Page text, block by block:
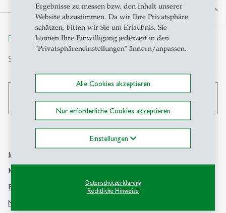
Ergebnisse zu messen bzw. den Inhalt unserer
Website abzustimmen. Da wir Ihre Privatsphäre
schätzen, bitten wir Sie um Erlaubnis. Sie
können Ihre Einwilligung jederzeit in den
"Privatsphäreneinstellungen" ändern/anpassen.
Alle Cookies akzeptieren
Nur erforderliche Cookies akzeptieren
Einstellungen
Datenschutzerklärung
Rechtliche Hinweise
north
From insight to impact.
Suche
Info Desk
Kontakt und Lageplan
Bibliothek
Medien
Universität St.Gallen
Dufourstrasse 50